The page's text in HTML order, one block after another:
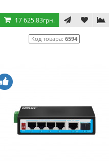
17 625.83грн.
Код товара:6594